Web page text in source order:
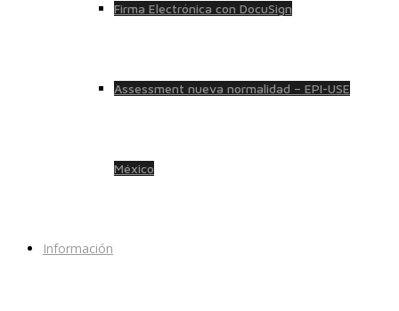
Firma Electrónica con DocuSign
Assessment nueva normalidad – EPI-USE
México
Información